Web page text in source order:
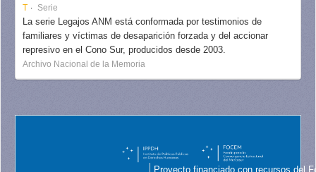
T Serie
La serie Legajos ANM está conformada por testimonios de
familiares y víctimas de desaparición forzada y del accionar
represivo en el Cono Sur, producidos desde 2003.
Archivo Nacional de la Memoria
Proyecto financiado con recursos del